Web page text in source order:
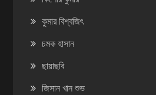
কুমার বিশ্বজিৎ
চমক হাসান
ছায়াছবি
জিসান খান শুভ